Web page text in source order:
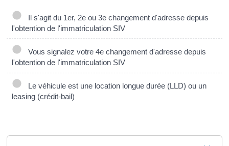
Il s'agit du 1er, 2e ou 3e changement d'adresse depuis
l'obtention de l'immatriculation SIV
Vous signalez votre 4e changement d'adresse depuis
l'obtention de l'immatriculation SIV
Le véhicule est une location longue durée (LLD) ou un
leasing (crédit-bail)